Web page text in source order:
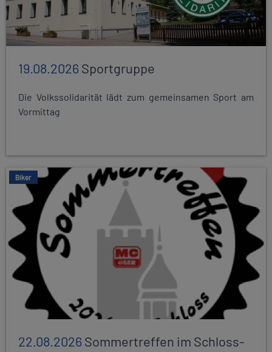
19.08.2026Sportgruppe
Die Volkssolidarität lädt zum gemeinsamen Sport am
Vormittag
Biker
22.08.2026Sommertreffen im Schloss-